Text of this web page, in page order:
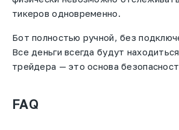
тикеров одновременно.
Бот полностью ручной, без
Все деньги всегда будут
трейдера — это основа
FAQ